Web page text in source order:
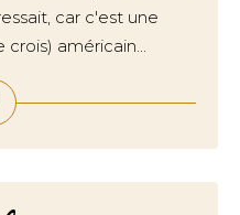
car c'est une
américain...